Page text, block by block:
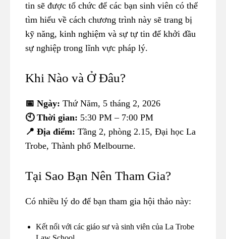
tin sẽ được tổ chức để các bạn sinh viên có thể
tìm hiểu về cách chương trình này sẽ trang bị
kỹ năng, kinh nghiệm và sự tự tin để khởi đầu
sự nghiệp trong lĩnh vực pháp lý.
Khi Nào và Ở Đâu?
📅 Ngày: Thứ Năm, 5 tháng 2, 2026
🕙 Thời gian: 5:30 PM – 7:00 PM
📍 Địa điểm: Tầng 2, phòng 2.15, Đại học La
Trobe, Thành phố Melbourne.
Tại Sao Bạn Nên Tham Gia?
Có nhiều lý do để bạn tham gia hội thảo này:
Kết nối với các giáo sư và sinh viên của La Trobe